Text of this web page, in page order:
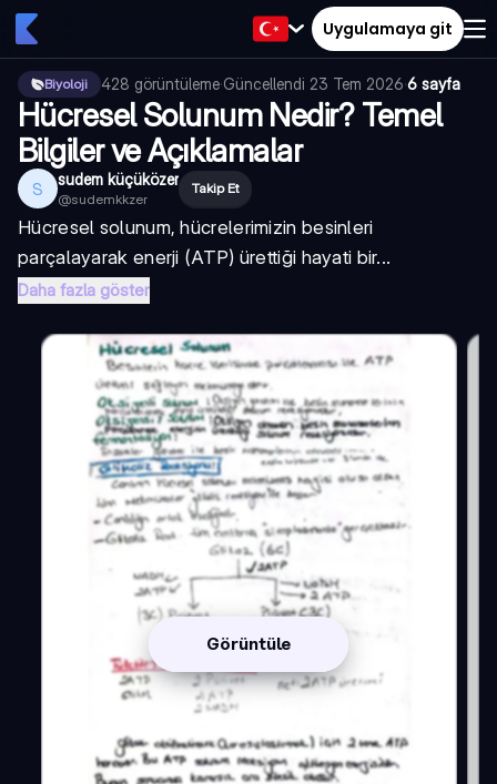
Uygulamaya git
Biyoloji 428 görüntüleme·Güncellendi 23 Tem 2026·6 sayfa
Hücresel Solunum Nedir? Temel
Bilgiler ve Açıklamalar
S sudem küçüközer
@sudemkkzer
Takip Et
Hücresel solunum, hücrelerimizin besinleri
parçalayarak enerji (ATP) ürettiği hayati bir...
Daha fazla göster
Görüntüle